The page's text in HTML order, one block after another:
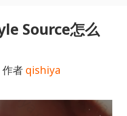
Source怎么
作者 qishiya